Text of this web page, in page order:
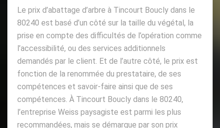
Le prix d’abattage d’arbre à Tincourt Boucly dans le
80240 est basé d’un côté sur la taille du végétal, la
prise en compte des difficultés de l’opération comme
l’accessibilité, ou des services additionnels
demandés par le client. Et de l’autre côté, le prix est
fonction de la renommée du prestataire, de ses
compétences et savoir-faire ainsi que de ses
compétences. À Tincourt Boucly dans le 80240,
l’entreprise Weiss paysagiste est parmi les plus
recommandées, mais se démarque par son prix